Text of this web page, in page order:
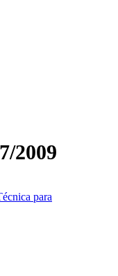
2009
para